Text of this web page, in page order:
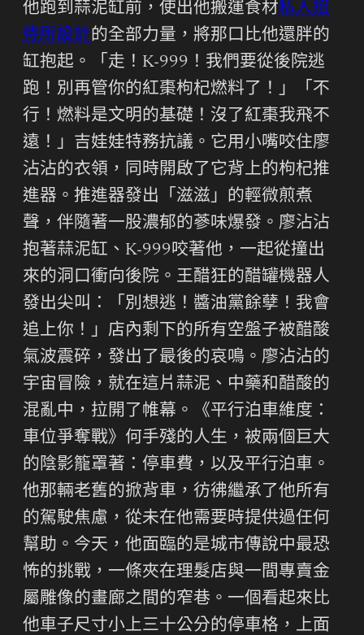
他跑到蒜泥缸前，使出他搬運食材私人招
待所設計的全部力量，將那口比他還胖的
缸抱起。「走！K-999！我們要從後院逃
跑！別再管你的紅棗枸杞燃料了！」「不
行！燃料是文明的基礎！沒了紅棗我飛不
遠！」吉娃娃特務抗議。它用小嘴咬住廖
沾沾的衣領，同時開啟了它背上的枸杞推
進器。推進器發出「滋滋」的輕微煎煮
聲，伴隨著一股濃郁的蔘味爆發。廖沾沾
抱著蒜泥缸、K-999咬著他，一起從撞出
來的洞口衝向後院。王醋狂的醋罐機器人
發出尖叫：「別想逃！醬油黨餘孽！我會
追上你！」店內剩下的所有空盤子被醋酸
氣波震碎，發出了最後的哀鳴。廖沾沾的
宇宙冒險，就在這片蒜泥、中藥和醋酸的
混亂中，拉開了帷幕。《平行泊車維度：
車位爭奪戰》何手殘的人生，被兩個巨大
的陰影籠罩著：停車費，以及平行泊車。
他那輛老舊的掀背車，彷彿繼承了他所有
的駕駛焦慮，從未在他需要時提供過任何
幫助。今天，他面臨的是城市傳說中最恐
怖的挑戰，一條夾在理髮店與一間專賣金
屬雕像的畫廊之間的窄巷。一個看起來比
他車子尺寸小上三十公分的停車格，上面